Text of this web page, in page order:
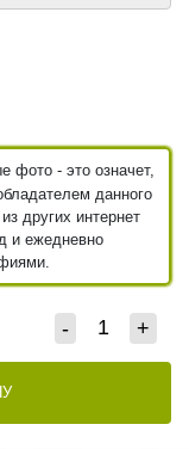
фото - это означет,
данного
других интернет
и ежедневно
- +